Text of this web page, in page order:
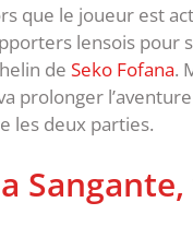
que le joueur est
lensois pour
de Seko Fofana.
prolonger
les deux parties.